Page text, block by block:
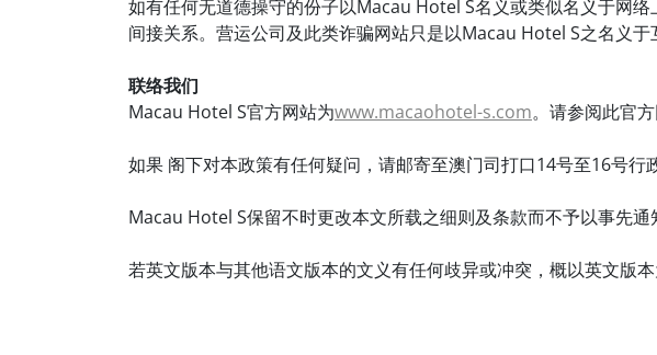
如有任何无道德操守的份子以Macau Hotel S名义或类似名义于网
间接关系。营运公司及此类诈骗网站只是以Macau Hotel S之名义
联络我们
Macau Hotel S官方网站为www.macaohotel-s.com。请参阅此官
如果 阁下对本政策有任何疑问，请邮寄至澳门司打口14号至16号行
Macau Hotel S保留不时更改本文所载之细则及条款而不予以事先通
若英文版本与其他语文版本的文义有任何歧异或冲突，概以英文版本